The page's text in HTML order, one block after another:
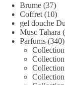
Brume (37)
Coffret (10)
gel douche
Musc Tahara
Parfums (340)
Collection